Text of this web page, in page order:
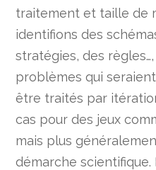
traitement et taille de
identifions des
stratégies, des
problèmes qui
être traités par
cas pour des jeux
mais plus
démarche